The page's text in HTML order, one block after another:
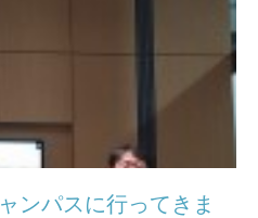
ンパスに行ってきま